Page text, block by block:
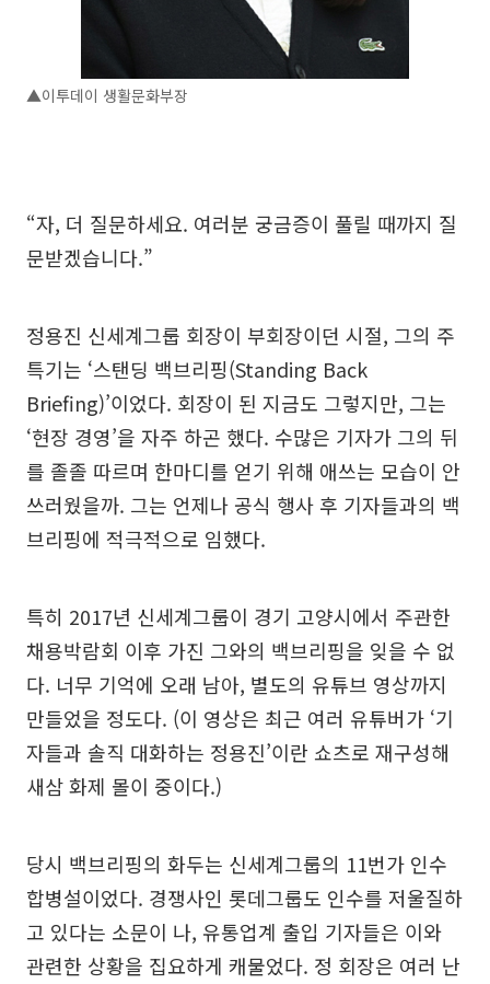
▲이투데이 생활문화부장
“자, 더 질문하세요. 여러분 궁금증이 풀릴 때까지 질
문받겠습니다.”
정용진 신세계그룹 회장이 부회장이던 시절, 그의 주
특기는 ‘스탠딩 백브리핑(Standing Back
Briefing)’이었다. 회장이 된 지금도 그렇지만, 그는
‘현장 경영’을 자주 하곤 했다. 수많은 기자가 그의 뒤
를 졸졸 따르며 한마디를 얻기 위해 애쓰는 모습이 안
쓰러웠을까. 그는 언제나 공식 행사 후 기자들과의 백
브리핑에 적극적으로 임했다.
특히 2017년 신세계그룹이 경기 고양시에서 주관한
채용박람회 이후 가진 그와의 백브리핑을 잊을 수 없
다. 너무 기억에 오래 남아, 별도의 유튜브 영상까지
만들었을 정도다. (이 영상은 최근 여러 유튜버가 ‘기
자들과 솔직 대화하는 정용진’이란 쇼츠로 재구성해
새삼 화제 몰이 중이다.)
당시 백브리핑의 화두는 신세계그룹의 11번가 인수
합병설이었다. 경쟁사인 롯데그룹도 인수를 저울질하
고 있다는 소문이 나, 유통업계 출입 기자들은 이와
관련한 상황을 집요하게 캐물었다. 정 회장은 여러 난